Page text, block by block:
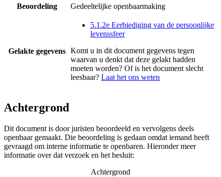
Beoordeling
Gedeeltelijke openbaarmaking
Gelakte gegevens
5.1.2e Eerbiediging van de persoonlijke
levenssfeer
Komt u in dit document gegevens tegen
waarvan u denkt dat deze gelakt hadden
moeten worden? Of is het document slecht
leesbaar? Laat het ons weten
Achtergrond
Dit document is door juristen beoordeeld en vervolgens deels
openbaar gemaakt. Die beoordeling is gedaan omdat iemand heeft
gevraagd om interne informatie te openbaren. Hieronder meer
informatie over dat verzoek en het besluit:
Achtergrond